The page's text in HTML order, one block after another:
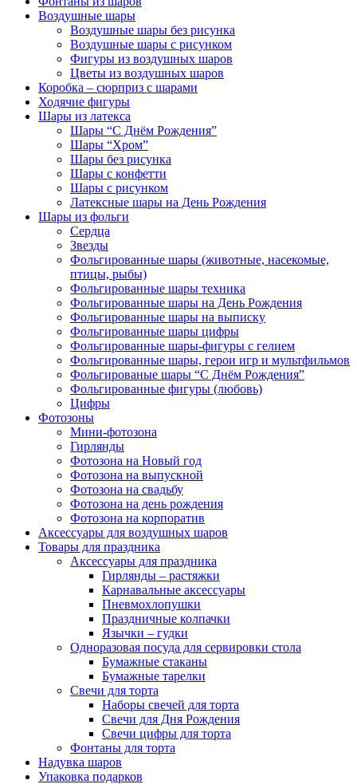
Воздушные шары
Воздушные шары без рисунка
Воздушные шары с рисунком
Фигуры из воздушных шаров
Цветы из воздушных шаров
Коробка – сюрприз с шарами
Ходячие фигуры
Шары из латекса
Шары “С Днём Рождения”
Шары “Хром”
Шары без рисунка
Шары с конфетти
Шары с рисунком
Латексные шары на День Рождения
Шары из фольги
Сердца
Звезды
Фольгированные шары (животные, насекомые,
птицы, рыбы)
Фольгированные шары техника
Фольгированные шары на День Рождения
Фольгированные шары на выписку
Фольгированные шары цифры
Фольгированные шары-фигуры с гелием
Фольгированные шары, герои игр и мультфильмов
Фольгированые шары “С Днём Рождения”
Фольгированные фигуры (любовь)
Цифры
Фотозоны
Мини-фотозона
Гирлянды
Фотозона на Новый год
Фотозона на выпускной
Фотозона на свадьбу
Фотозона на день рождения
Фотозона на корпоратив
Аксессуары для воздушных шаров
Товары для праздника
Аксессуары для праздника
Гирлянды – растяжки
Карнавальные аксессуары
Пневмохлопушки
Праздничные колпачки
Язычки – гудки
Одноразовая посуда для сервировки стола
Бумажные стаканы
Бумажные тарелки
Свечи для торта
Наборы свечей для торта
Свечи для Дня Рождения
Свечи цифры для торта
Фонтаны для торта
Надувка шаров
Упаковка подарков